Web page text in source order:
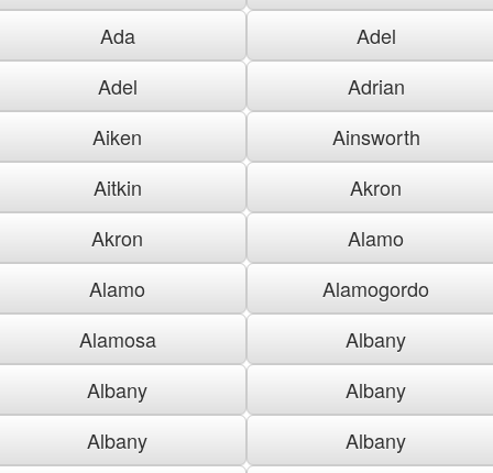
Ada
Adel
Adel
Adrian
Aiken
Ainsworth
Aitkin
Akron
Akron
Alamo
Alamo
Alamogordo
Alamosa
Albany
Albany
Albany
Albany
Albany